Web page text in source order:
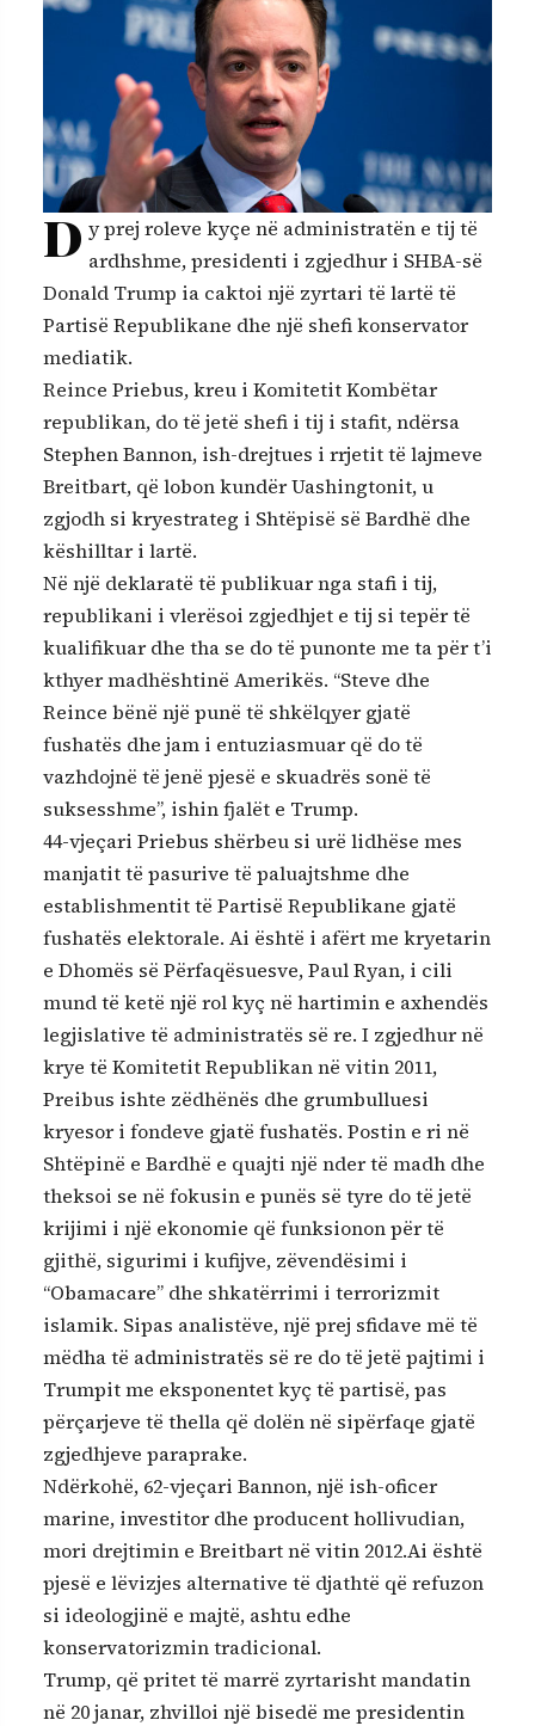
D y prej roleve kyçe në administratën e tij të
ardhshme, presidenti i zgjedhur i SHBA-së
Donald Trump ia caktoi një zyrtari të lartë të
Partisë Republikane dhe një shefi konservator
mediatik.
Reince Priebus, kreu i Komitetit Kombëtar
republikan, do të jetë shefi i tij i stafit, ndërsa
Stephen Bannon, ish-drejtues i rrjetit të lajmeve
Breitbart, që lobon kundër Uashingtonit, u
zgjodh si kryestrateg i Shtëpisë së Bardhë dhe
këshilltar i lartë.
Në një deklaratë të publikuar nga stafi i tij,
republikani i vlerësoi zgjedhjet e tij si tepër të
kualifikuar dhe tha se do të punonte me ta për t’i
kthyer madhështinë Amerikës. “Steve dhe
Reince bënë një punë të shkëlqyer gjatë
fushatës dhe jam i entuziasmuar që do të
vazhdojnë të jenë pjesë e skuadrës sonë të
suksesshme”, ishin fjalët e Trump.
44-vjeçari Priebus shërbeu si urë lidhëse mes
manjatit të pasurive të paluajtshme dhe
establishmentit të Partisë Republikane gjatë
fushatës elektorale. Ai është i afërt me kryetarin
e Dhomës së Përfaqësuesve, Paul Ryan, i cili
mund të ketë një rol kyç në hartimin e axhendës
legjislative të administratës së re. I zgjedhur në
krye të Komitetit Republikan në vitin 2011,
Preibus ishte zëdhënës dhe grumbulluesi
kryesor i fondeve gjatë fushatës. Postin e ri në
Shtëpinë e Bardhë e quajti një nder të madh dhe
theksoi se në fokusin e punës së tyre do të jetë
krijimi i një ekonomie që funksionon për të
gjithë, sigurimi i kufijve, zëvendësimi i
“Obamacare” dhe shkatërrimi i terrorizmit
islamik. Sipas analistëve, një prej sfidave më të
mëdha të administratës së re do të jetë pajtimi i
Trumpit me eksponentet kyç të partisë, pas
përçarjeve të thella që dolën në sipërfaqe gjatë
zgjedhjeve paraprake.
Ndërkohë, 62-vjeçari Bannon, një ish-oficer
marine, investitor dhe producent hollivudian,
mori drejtimin e Breitbart në vitin 2012.Ai është
pjesë e lëvizjes alternative të djathtë që refuzon
si ideologjinë e majtë, ashtu edhe
konservatorizmin tradicional.
Trump, që pritet të marrë zyrtarisht mandatin
në 20 janar, zhvilloi një bisedë me presidentin